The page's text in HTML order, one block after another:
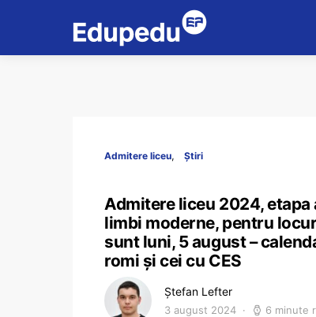
Admitere liceu Știri
Admitere liceu 2024,
limbi moderne, pentru
sunt luni, 5 august –
romi și cei cu CES
Ștefan Lefter
3 august 2024 6 minute